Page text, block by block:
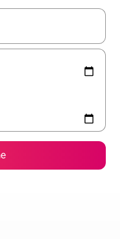
navigiere mit den